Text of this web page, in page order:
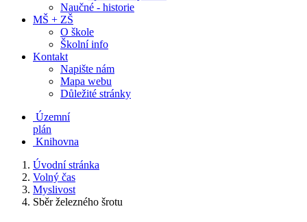
Naučné - historie
MŠ + ZŠ
O škole
Školní info
Kontakt
Napište nám
Mapa webu
Důležité stránky
Územní
plán
Knihovna
Úvodní stránka
Volný čas
Myslivost
Sběr železného šrotu